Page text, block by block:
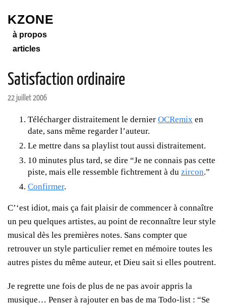
KZONE
à propos
articles
Satisfaction ordinaire
22 juillet 2006
Télécharger distraitement le dernier OCRemix en
date, sans même regarder l’auteur.
Le mettre dans sa playlist tout aussi distraitement.
10 minutes plus tard, se dire “Je ne connais pas cette
piste, mais elle ressemble fichtrement à du zircon.”
Confirmer.
C’‘est idiot, mais ça fait plaisir de commencer à connaître
un peu quelques artistes, au point de reconnaître leur style
musical dès les premières notes. Sans compter que
retrouver un style particulier remet en mémoire toutes les
autres pistes du même auteur, et Dieu sait si elles poutrent.
Je regrette une fois de plus de ne pas avoir appris la
musique… Penser à rajouter en bas de ma Todo-list : “Se